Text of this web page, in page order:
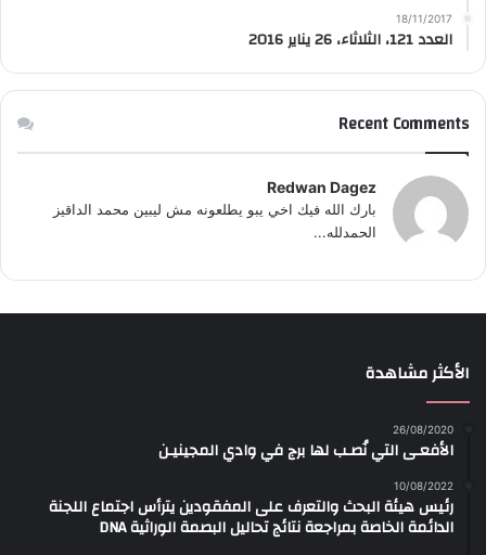
18/11/2017
العدد 121، الثلاثاء، 26 يناير 2016
Recent Comments
Redwan Dagez
بارك الله فيك اخي يبو يطلعونه مش ليبين محمد الداقيز
الحمدلله...
الأكثر مشاهدة
26/08/2020
الأفعـى التي نُصـب لها برج في وادي المجينيـن
10/08/2022
رئيس هيئة البحث والتعرف على المفقودين يترأس اجتماع اللجنة
الدائمة الخاصة بمراجعة نتائج تحاليل البصمة الوراثية DNA